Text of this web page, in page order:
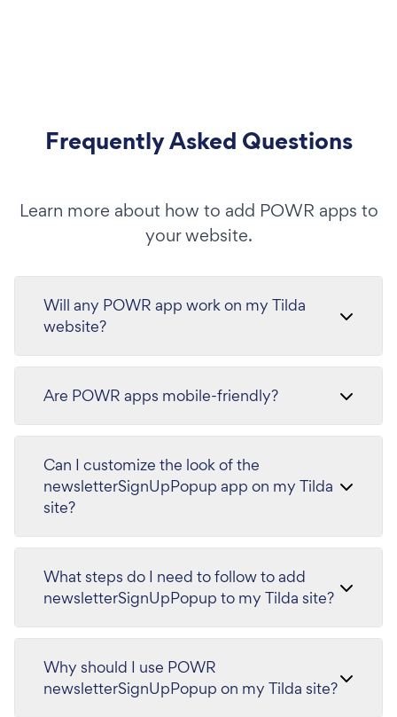
Frequently Asked Questions
Learn more about how to add POWR apps to
your website.
Will any POWR app work on my Tilda
website?
Are POWR apps mobile-friendly?
Can I customize the look of the
newsletterSignUpPopup app on my Tilda
site?
What steps do I need to follow to add
newsletterSignUpPopup to my Tilda site?
Why should I use POWR
newsletterSignUpPopup on my Tilda site?